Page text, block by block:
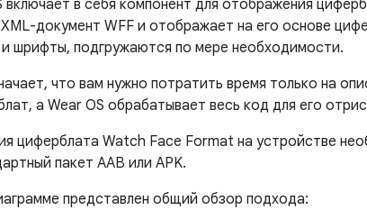
включает в себя компонент для отображения
документ WFF и отображает на его основе
шрифты, подгружаются по мере необходимости.
что вам нужно потратить время только на
а Wear OS обрабатывает весь код для его
циферблата Watch Face Format на устройстве
пакет AAB или APK.
представлен общий обзор подхода: